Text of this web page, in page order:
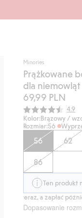
Minories
Prążkowane
dla niemowląt
69,99 PLN
4.9
Kolor:Brązowy /
Rozmiar:56
56 62
86
Ten produkt
Kup teraz, a zapłać później
Dopasowanie